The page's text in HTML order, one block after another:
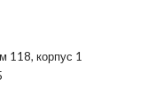
118, корпус 1